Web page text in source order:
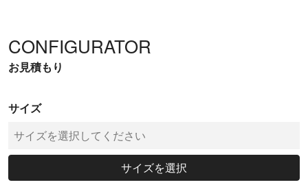
CONFIGURATOR
お見積もり
サイズ
サイズを選択